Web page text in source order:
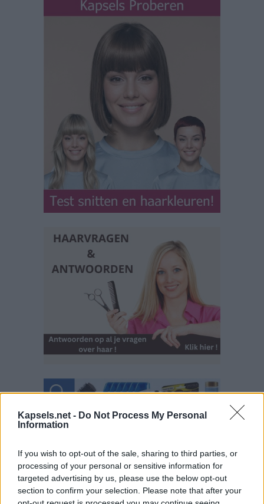
Kapsels.net - Do Not Process My Personal
Information
If you wish to opt-out of the sale, sharing to third parties, or
processing of your personal or sensitive information for
targeted advertising by us, please use the below opt-out
section to confirm your selection. Please note that after your